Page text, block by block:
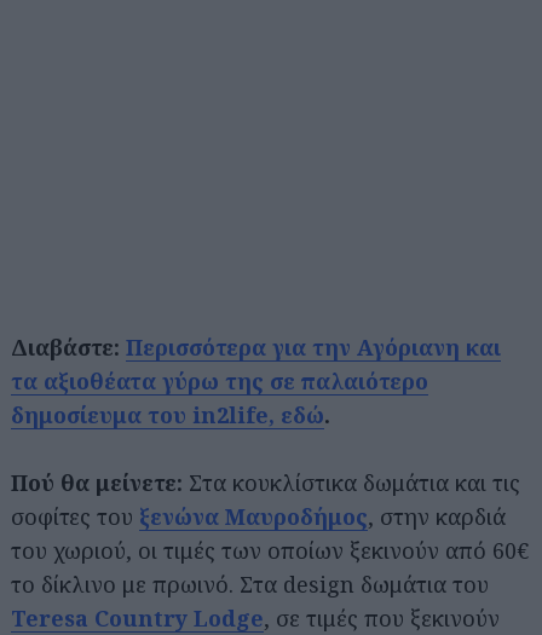
Διαβάστε: Περισσότερα για την Αγόριανη και
τα αξιοθέατα γύρω της σε παλαιότερο
δημοσίευμα του in2life, εδώ.
Πού θα μείνετε: Στα κουκλίστικα δωμάτια και τις
σοφίτες του ξενώνα Μαυροδήμος, στην καρδιά
του χωριού, οι τιμές των οποίων ξεκινούν από 60€
το δίκλινο με πρωινό. Στα design δωμάτια του
Teresa Country Lodge, σε τιμές που ξεκινούν